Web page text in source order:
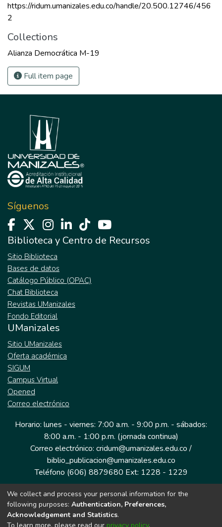
https://ridum.umanizales.edu.co/handle/20.500.12746/456
2
Collections
Alianza Democrática M-19
Full item page
Síguenos
Biblioteca y Centro de Recursos
Sitio Biblioteca
Bases de datos
Catálogo Público (OPAC)
Chat Biblioteca
Revistas UManizales
Fondo Editorial
UManizales
Sitio UManizales
Oferta académica
SIGUM
Campus Virtual
Opened
Correo electrónico
Horario: lunes - viernes: 7:00 a.m. - 9:00 p.m. - sábados:
8:00 a.m. - 1:00 p.m. (jornada continua)
Correo electrónico: cridum@umanizales.edu.co /
biblio_publicacion@umanizales.edu.co
Teléfono (606) 8879680 Ext: 1228 - 1229
Dirección: Cra 9 a # 19-03 Edificio histórico, piso 1
Manizales, Caldas
Colombia.
We collect and process your personal information for the
following purposes: Authentication, Preferences,
Acknowledgement and Statistics.